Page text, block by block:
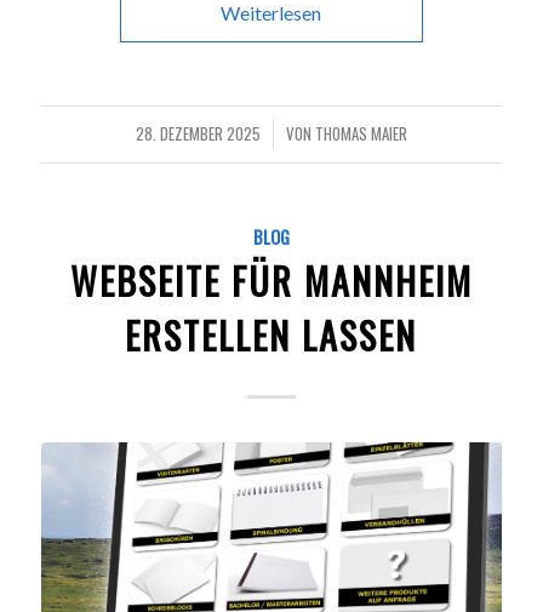
Weiterlesen
28. DEZEMBER 2025
/ VON THOMAS MAIER
BLOG
WEBSEITE FÜR MANNHEIM
ERSTELLEN LASSEN